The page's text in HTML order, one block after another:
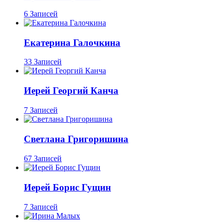
6 Записей
Екатерина Галочкина
33 Записей
Иерей Георгий Канча
7 Записей
Светлана Григоришина
67 Записей
Иерей Борис Гущин
7 Записей